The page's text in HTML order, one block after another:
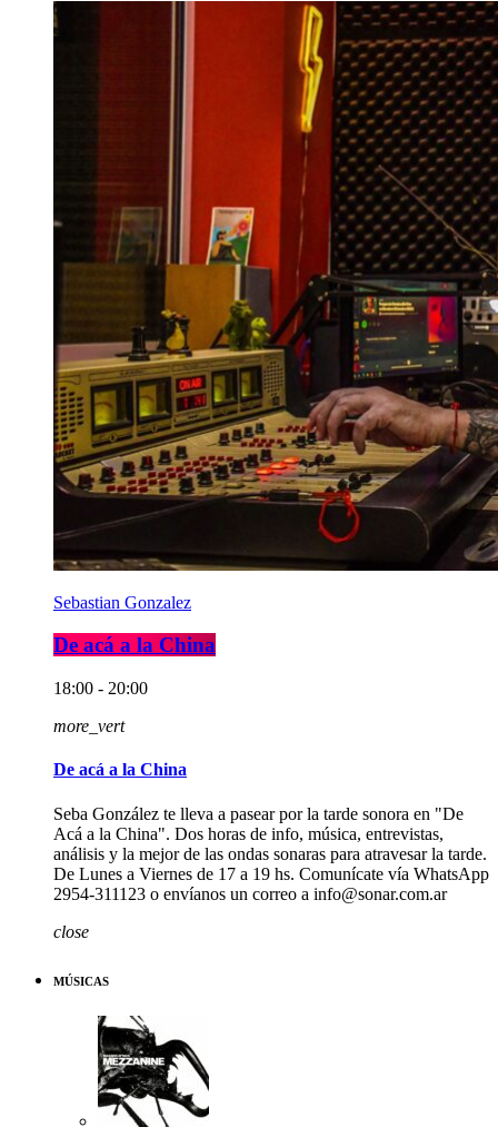
Sebastian Gonzalez
De acá a la China
18:00 - 20:00
more_vert
De acá a la China
Seba González te lleva a pasear por la tarde sonora en "De
Acá a la China". Dos horas de info, música, entrevistas,
análisis y la mejor de las ondas sonaras para atravesar la tarde.
De Lunes a Viernes de 17 a 19 hs. Comunícate vía WhatsApp
2954-311123 o envíanos un correo a info@sonar.com.ar
close
MÚSICAS